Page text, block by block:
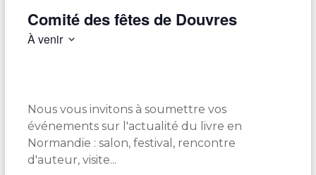
Comité des fêtes de Douvres
À venir
c
t
i
o
n
Nous vous invitons à soumettre vos
événements sur l'actualité du livre en
Normandie : salon, festival, rencontre
d'auteur, visite...